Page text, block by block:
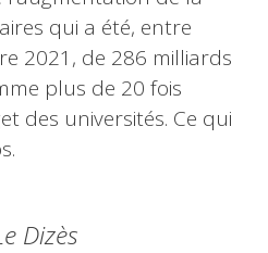
qui a été, entre
2021, de 286 milliards
plus de 20 fois
des universités. Ce qui
Dizès